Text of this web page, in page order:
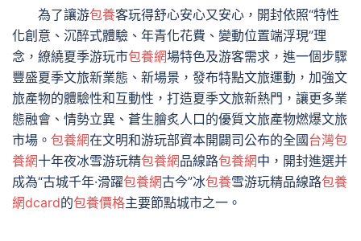
為了讓游包養客玩得舒心安心又安心，開封依照“特性
化創意、沉醉式體驗、年青化花費、變動位置端浮現”理
念，繚繞夏季游玩市包養網場特色及游客需求，進一個步驟
豐盛夏季文旅新業態、新場景，發布特點文旅運動，加強文
旅產物的體驗性和互動性，打造夏季文旅新熱門，讓更多業
態融會、情勢立異、蒼生膾炙人口的優質文旅產物燃爆文旅
市場。 包養網在文明和游玩部資本開闢司公布的全國台灣包
養網十年夜冰雪游玩精包養網品線路包養網中，開封進選并
成為“古城千年·滑躍包養網古今”冰包養雪游玩精品線路包養
網dcard的包養價格主要節點城市之一。